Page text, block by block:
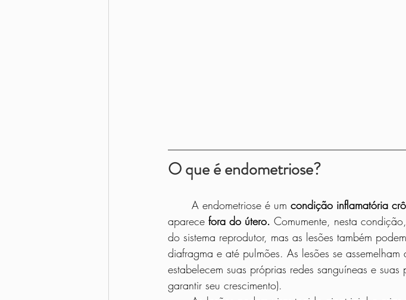
O que é endometriose?
	A endometriose é um
condição inflamatória
aparece fora do útero. Comumente, nesta
do sistema reprodutor, mas as lesões também
diafragma e até pulmões. As lesões se
estabelecem suas próprias redes sanguíneas e
garantir seu crescimento).